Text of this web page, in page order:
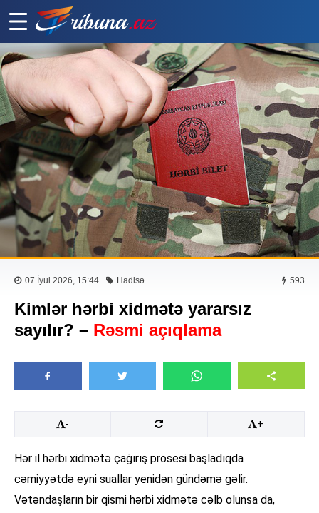
07 İyul 2026, 15:44 Hadisə 593
Kimlər hərbi xidmətə yararsız
sayılır? – Rəsmi açıqlama
- +
Hər il hərbi xidmətə çağırış prosesi başladıqda
cəmiyyətdə eyni suallar yenidən gündəmə gəlir.
Vətəndaşların bir qismi hərbi xidmətə cəlb olunsa da,